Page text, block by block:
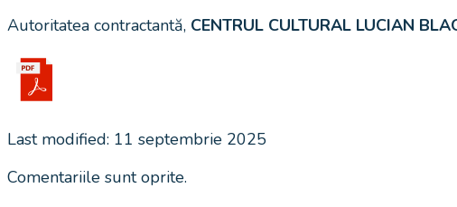
Autoritatea contractantă, CENTRUL CULTURAL LUCIAN
Last modified: 11 septembrie 2025
Comentariile sunt oprite.